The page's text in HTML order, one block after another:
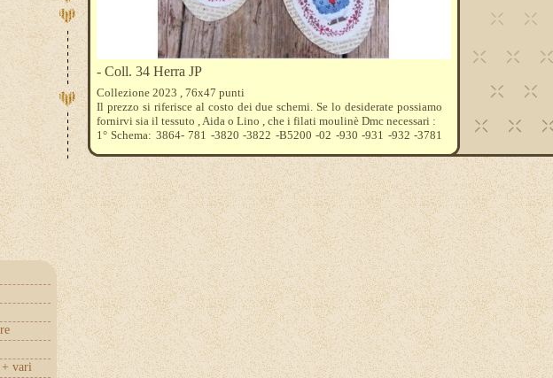
+ vari
- Coll. 34 Herra JP
Collezione 2023 , 76x47 punti
Il prezzo si riferisce al costo dei due schemi. Se lo desiderate possiamo
fornirvi sia il tessuto , Aida o Lino , che i filati moulinè Dmc necessari :
1° Schema: 3864- 781 -3820 -3822 -B5200 -02 -930 -931 -932 -3781
2° schema 3864 - 781 -3822 -B5200 -02 -3781 -814 -816 -321 -520
-3363 -522